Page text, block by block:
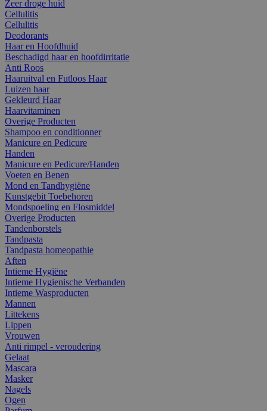
Zeer droge huid
Cellulitis
Cellulitis
Deodorants
Haar en Hoofdhuid
Beschadigd haar en hoofdirritatie
Anti Roos
Haaruitval en Futloos Haar
Luizen haar
Gekleurd Haar
Haarvitaminen
Overige Producten
Shampoo en conditionner
Manicure en Pedicure
Handen
Manicure en Pedicure/Handen
Voeten en Benen
Mond en Tandhygiëne
Kunstgebit Toebehoren
Mondspoeling en Flosmiddel
Overige Producten
Tandenborstels
Tandpasta
Tandpasta homeopathie
Aften
Intieme Hygiëne
Intieme Hygienische Verbanden
Intieme Wasproducten
Mannen
Littekens
Lippen
Vrouwen
Anti rimpel - veroudering
Gelaat
Mascara
Masker
Nagels
Ogen